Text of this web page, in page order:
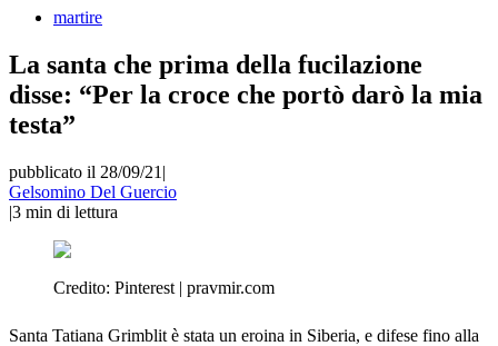
martire
La santa che prima della fucilazione
disse: “Per la croce che portò darò la mia
testa”
pubblicato il 28/09/21 |
Gelsomino Del Guercio
|3 min di lettura
Credito: Pinterest | pravmir.com
Santa Tatiana Grimblit è stata un eroina in Siberia, e difese fino alla